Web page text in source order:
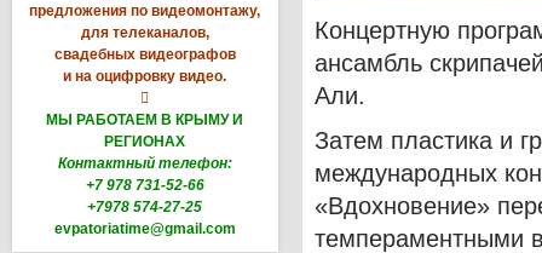
предложения по видеомонтажу,
для телеканалов,
свадебных видеографов
и на оцифровку видео.

МЫ РАБОТАЕМ В КРЫМУ И
РЕГИОНАХ
Контактный телефон:
+7 978 731-52-66
+7978 574-27-25
evpatoriatime@gmail.com
Концертную
ансамбль
Али.
Затем пластика и
международных
«Вдохновение»
темпераментными